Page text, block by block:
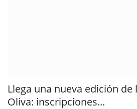
Llega una nueva edición de
Oliva: inscripciones...